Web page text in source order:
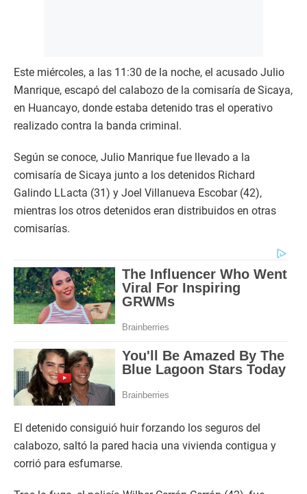
Este miércoles, a las 11:30 de la noche, el acusado Julio
Manrique, escapó del calabozo de la comisaría de Sicaya,
en Huancayo, donde estaba detenido tras el operativo
realizado contra la banda criminal.
Según se conoce, Julio Manrique fue llevado a la
comisaría de Sicaya junto a los detenidos Richard
Galindo LLacta (31) y Joel Villanueva Escobar (42),
mientras los otros detenidos eran distribuidos en otras
comisarías.
El detenido consiguió huir forzando los seguros del
calabozo, saltó la pared hacia una vivienda contigua y
corrió para esfumarse.